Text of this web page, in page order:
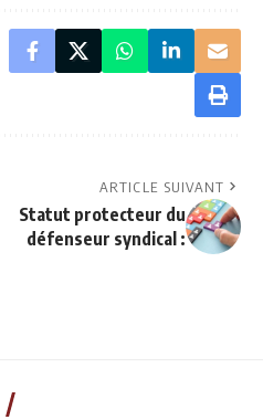
ARTICLE SUIVANT
Statut protecteur du
défenseur syndical :